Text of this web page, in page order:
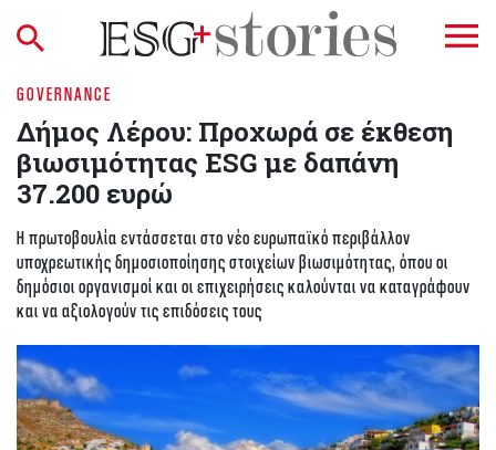
GOVERNANCE
Δήμος Λέρου: Προχωρά σε έκθεση
βιωσιμότητας ESG με δαπάνη
37.200 ευρώ
Η πρωτοβουλία εντάσσεται στο νέο ευρωπαϊκό περιβάλλον
υποχρεωτικής δημοσιοποίησης στοιχείων βιωσιμότητας, όπου οι
δημόσιοι οργανισμοί και οι επιχειρήσεις καλούνται να καταγράφουν
και να αξιολογούν τις επιδόσεις τους